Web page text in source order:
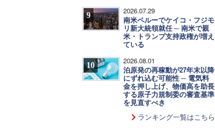
9 2026.07.29
南米ペルーでケイコ・フジモ
リ新大統領就任 ─ 南米で親
米・トランプ支持政権が増え
ている
10 2026.08.01
泊原発の再稼動が27年末以降
にずれ込む可能性 ─ 電気料
金を押し上げ、物価高を助長
する原子力規制委の審査基準
を見直すべき
ランキング一覧はこちら